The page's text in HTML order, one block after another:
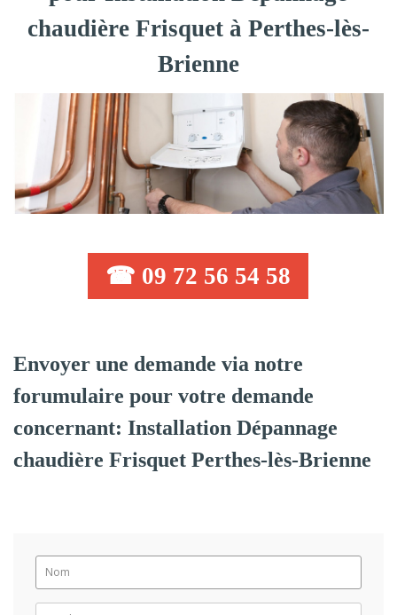
chaudière Frisquet à Perthes-lès-
Brienne
☎ 09 72 56 54 58
Envoyer une demande via notre
forumulaire pour votre demande
concernant: Installation Dépannage
chaudière Frisquet Perthes-lès-Brienne